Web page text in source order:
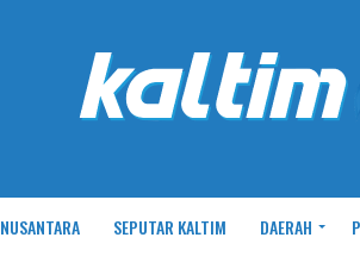
NUSANTARA SEPUTAR KALTIM DAERAH